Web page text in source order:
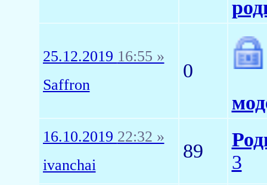
25.12.2019 16:55 »
Saffron
0
16.10.2019 22:32 »
ivanchai
89
3